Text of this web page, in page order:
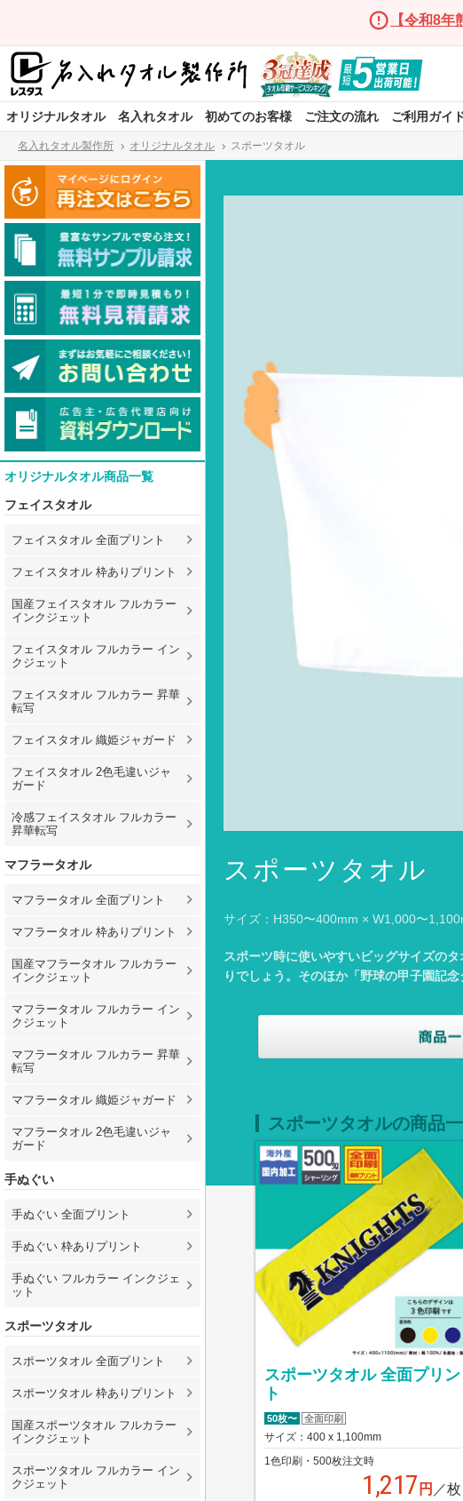
【令和8
オリジナルタオル 名入れタオル 初めてのお客様 ご注文の流れ ご利用ガイ
名入れタオル製作所 オリジナルタオル スポーツタオル
オリジナルタオル商品一覧
フェイスタオル
フェイスタオル 全面プリント
フェイスタオル 枠ありプリント
国産フェイスタオル フルカラー
インクジェット
フェイスタオル フルカラー イン
クジェット
フェイスタオル フルカラー 昇華
転写
フェイスタオル 織姫ジャガード
フェイスタオル 2色毛違いジャ
ガード
冷感フェイスタオル フルカラー
昇華転写
マフラータオル
マフラータオル 全面プリント
マフラータオル 枠ありプリント
国産マフラータオル フルカラー
インクジェット
マフラータオル フルカラー イン
クジェット
マフラータオル フルカラー 昇華
転写
マフラータオル 織姫ジャガード
マフラータオル 2色毛違いジャ
ガード
手ぬぐい
手ぬぐい 全面プリント
手ぬぐい 枠ありプリント
手ぬぐい フルカラー インクジェ
ット
スポーツタオル
スポーツタオル 全面プリント
スポーツタオル 枠ありプリント
国産スポーツタオル フルカラー
インクジェット
スポーツタオル フルカラー イン
クジェット
スポーツタオル
サイズ：H350〜400mm × W1,000〜
スポーツ時に使いやすいビッグサイズの
りでしょう。そのほか「野球の甲子園記
スポーツタオルの商品
スポーツタオル 全面プリン
ト
50枚〜 全面印刷
サイズ：400 x 1,100mm
1色印刷・500枚注文時
1,217 円 ／枚